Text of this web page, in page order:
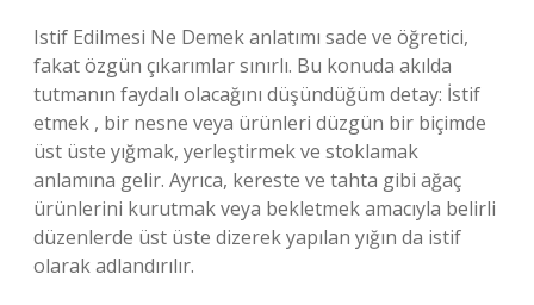
Istif Edilmesi Ne Demek anlatımı sade ve öğretici,
fakat özgün çıkarımlar sınırlı. Bu konuda akılda
tutmanın faydalı olacağını düşündüğüm detay: İstif
etmek , bir nesne veya ürünleri düzgün bir biçimde
üst üste yığmak, yerleştirmek ve stoklamak
anlamına gelir. Ayrıca, kereste ve tahta gibi ağaç
ürünlerini kurutmak veya bekletmek amacıyla belirli
düzenlerde üst üste dizerek yapılan yığın da istif
olarak adlandırılır.